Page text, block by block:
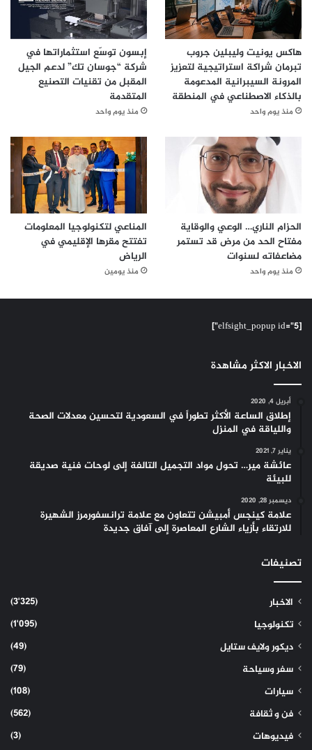
هاكس يونيت وليبلين جروب
تبرمان شراكة استراتيجية لتعزيز
المرونة السيبرانية المدعومة
بالذكاء الاصطناعي في المنطقة
منذ يوم واحد
إبسون توسّع استثماراتها في
شركة “جوسان تك” لدعم الجيل
المقبل من تقنيات التصنيع
المتقدمة
منذ يوم واحد
الحزام الناري… الوعي والوقاية
مفتاح الحد من مرض قد تستمر
مضاعفاته لسنوات
منذ يوم واحد
المناعي لتكنولوجيا المعلومات
تفتتح مقرها الإقليمي في
الرياض
منذ يومين
[elfsight_popup id="5"]
الاخبار الاكثر مشاهدة
أبريل 4, 2020
إطلاق الساعة الأكثر تطوراً في السعودية لتحسين معدلات الصحة
واللياقة في المنزل
يناير 7, 2021
عائشة مير… تحول مواد التجميل التالفة إلى لوحات فنية صديقة
للبيئة
ديسمبر 28, 2020
علامة كينجس أمبيشن تتعاون مع علامة ترانسفورمرز الشهيرة
للارتقاء بأزياء الشارع المعاصرة إلى آفاق جديدة
تصنيفات
الاخبار
(3٬325)
تكنولوجيا
(1٬095)
ديكور ولايف ستايل
(49)
سفر وسياحة
(79)
سيارات
(108)
فن و ثقافة
(562)
فيديوهات
(3)